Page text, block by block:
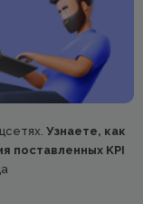
Узнаете, как
поставленных KPI